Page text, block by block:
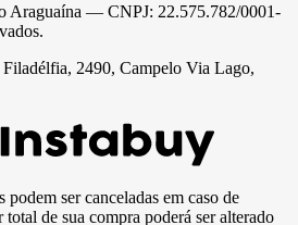
Araguaína — CNPJ: 22.575.782/0001-
2490, Campelo Via Lago,
ser canceladas em caso de
de sua compra poderá ser alterado